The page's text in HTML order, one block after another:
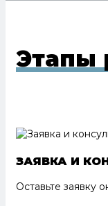
Этапы
ЗАЯВКА И
Оставьте заявку